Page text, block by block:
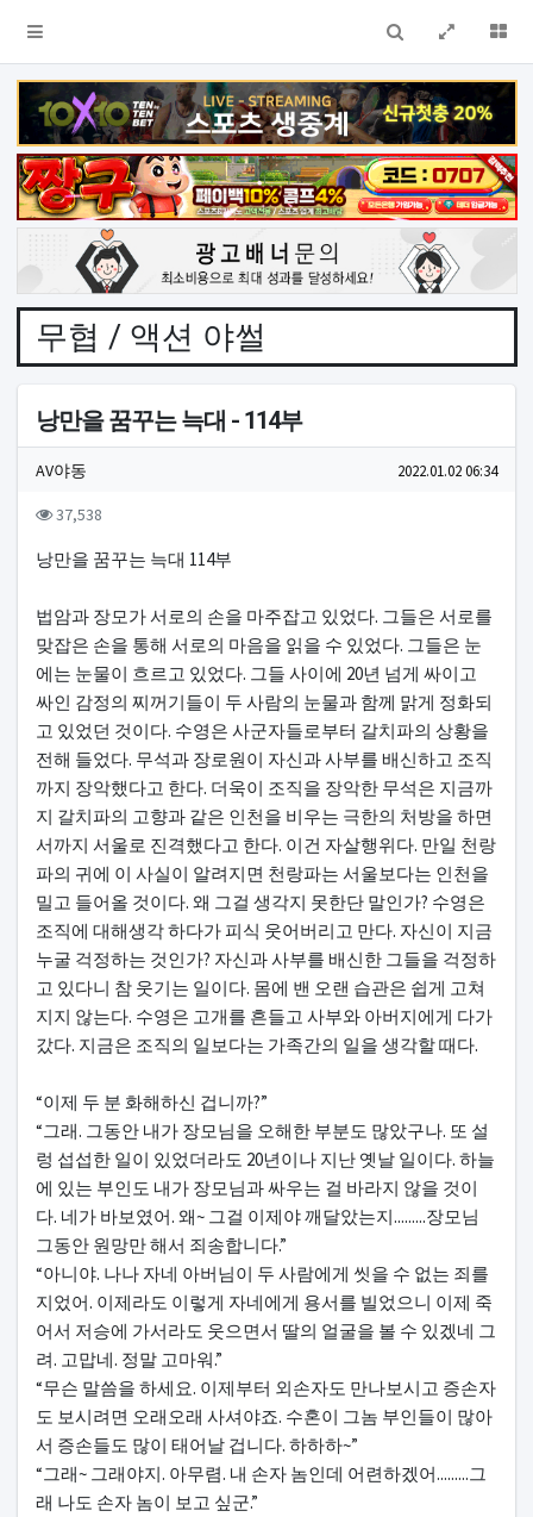
전체창더
무협 / 액션 야썰
낭만을 꿈꾸는 늑대 - 114부
작성자 정보
AV야동 작성일
2022.01.02 06:34
컨텐츠 정보
37,538
본문
낭만을 꿈꾸는 늑대 114부
법암과 장모가 서로의 손을 마주잡고 있었다. 그들은 서로를
맞잡은 손을 통해 서로의 마음을 읽을 수 있었다. 그들은 눈
에는 눈물이 흐르고 있었다. 그들 사이에 20년 넘게 싸이고
싸인 감정의 찌꺼기들이 두 사람의 눈물과 함께 맑게 정화되
고 있었던 것이다. 수영은 사군자들로부터 갈치파의 상황을
전해 들었다. 무석과 장로원이 자신과 사부를 배신하고 조직
까지 장악했다고 한다. 더욱이 조직을 장악한 무석은 지금까
지 갈치파의 고향과 같은 인천을 비우는 극한의 처방을 하면
서까지 서울로 진격했다고 한다. 이건 자살행위다. 만일 천랑
파의 귀에 이 사실이 알려지면 천랑파는 서울보다는 인천을
밀고 들어올 것이다. 왜 그걸 생각지 못한단 말인가? 수영은
조직에 대해생각 하다가 피식 웃어버리고 만다. 자신이 지금
누굴 걱정하는 것인가? 자신과 사부를 배신한 그들을 걱정하
고 있다니 참 웃기는 일이다. 몸에 밴 오랜 습관은 쉽게 고쳐
지지 않는다. 수영은 고개를 흔들고 사부와 아버지에게 다가
갔다. 지금은 조직의 일보다는 가족간의 일을 생각할 때다.
“이제 두 분 화해하신 겁니까?”
“그래. 그동안 내가 장모님을 오해한 부분도 많았구나. 또 설
렁 섭섭한 일이 있었더라도 20년이나 지난 옛날 일이다. 하늘
에 있는 부인도 내가 장모님과 싸우는 걸 바라지 않을 것이
다. 네가 바보였어. 왜~ 그걸 이제야 깨달았는지.........장모님
그동안 원망만 해서 죄송합니다.”
“아니야. 나나 자네 아버님이 두 사람에게 씻을 수 없는 죄를
지었어. 이제라도 이렇게 자네에게 용서를 빌었으니 이제 죽
어서 저승에 가서라도 웃으면서 딸의 얼굴을 볼 수 있겠네 그
려. 고맙네. 정말 고마워.”
“무슨 말씀을 하세요. 이제부터 외손자도 만나보시고 증손자
도 보시려면 오래오래 사셔야죠. 수혼이 그놈 부인들이 많아
서 증손들도 많이 태어날 겁니다. 하하하~”
“그래~ 그래야지. 아무렴. 내 손자 놈인데 어련하겠어.........그
래 나도 손자 놈이 보고 싶군.”